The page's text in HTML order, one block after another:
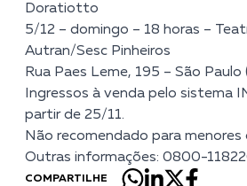
Doratiotto
5/12 – domingo – 18 horas –
Autran/Sesc Pinheiros
Rua Paes Leme, 195 – São Paulo
Ingressos à venda pelo sistema
partir de 25/11.
Não recomendado para menores
Outras informações: 0800-
COMPARTILHE